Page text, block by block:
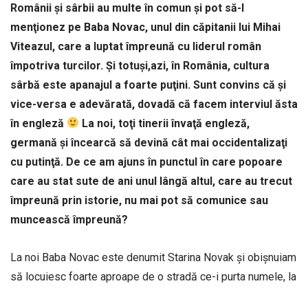
Românii şi sârbii au multe în comun şi pot să-l
menţionez pe Baba Novac, unul din căpitanii lui Mihai
Viteazul, care a luptat împreună cu liderul român
împotriva turcilor. Şi totuşi,azi, în România, cultura
sârbă este apanajul a foarte puţini. Sunt convins că şi
vice-versa e adevărată, dovadă că facem interviul ăsta
în engleză
La noi, toţi tinerii învaţă engleză,
germană şi încearcă să devină cât mai occidentalizaţi
cu putinţă. De ce am ajuns în punctul în care popoare
care au stat sute de ani unul lângă altul, care au trecut
împreună prin istorie, nu mai pot să comunice sau
muncească împreună?
La noi Baba Novac este denumit Starina Novak şi obişnuiam
să locuiesc foarte aproape de o stradă ce-i purta numele, la